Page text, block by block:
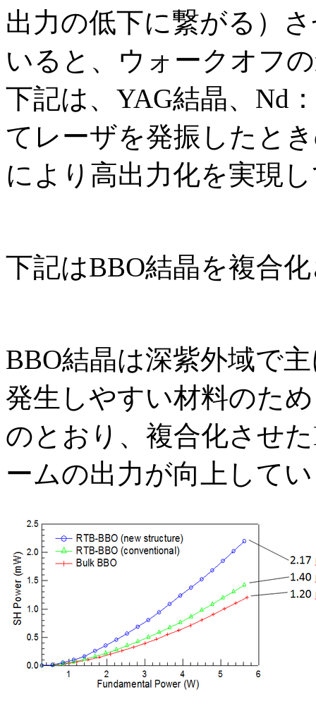
出力の低下に繋がる）
いると、ウォークオフ
下記は、YAG結晶、Nd
てレーザを発振したと
により高出力化を実現
下記はBBO結晶を複合
BBO結晶は深紫外域で
発生しやすい材料のた
のとおり、複合化させ
ームの出力が向上して